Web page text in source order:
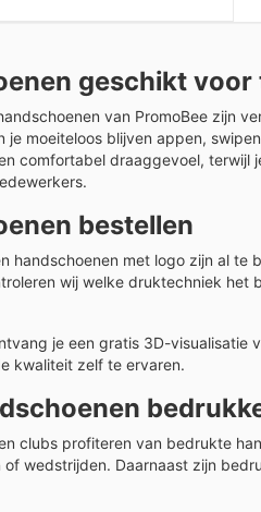
geschikt
van PromoBee zijn
je moeiteloos blijven appen,
comfortabel draaggevoel,
bestellen
handschoenen met logo zijn al
wij welke druktechniek het
je een gratis 3D-
kwaliteit zelf te ervaren.
clubs profiteren van bedrukte
wedstrijden. Daarnaast zijn